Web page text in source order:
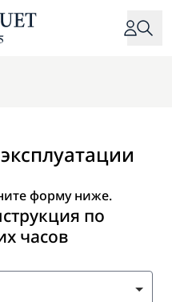
форму ниже.
по
часов